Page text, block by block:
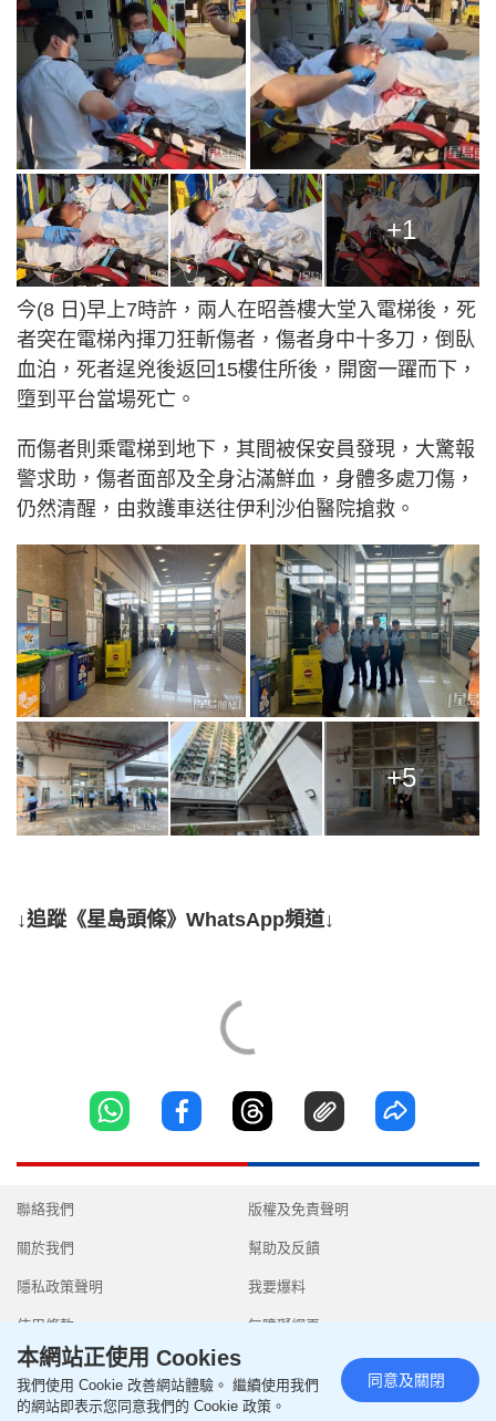
+1
今(8 日)早上7時許，兩人在昭善樓大堂入電梯後，死
者突在電梯內揮刀狂斬傷者，傷者身中十多刀，倒臥
血泊，死者逞兇後返回15樓住所後，開窗一躍而下，
墮到平台當場死亡。
而傷者則乘電梯到地下，其間被保安員發現，大驚報
警求助，傷者面部及全身沾滿鮮血，身體多處刀傷，
仍然清醒，由救護車送往伊利沙伯醫院搶救。
+5
↓追蹤《星島頭條》WhatsApp頻道↓
聯絡我們
關於我們
隱私政策聲明
使用條款
版權及免責聲明
幫助及反饋
我要爆料
無障礙網頁
Copyright © 2026 SingTao Ltd.All rights reserved.
本網站正使用 Cookies
我們使用 Cookie 改善網站體驗。 繼續使用我們
的網站即表示您同意我們的 Cookie 政策。
同意及關閉